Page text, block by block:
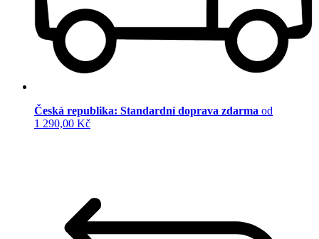
Česká republika: Standardní doprava zdarma od
1 290,00 Kč